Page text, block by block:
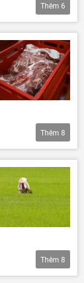
Thêm 6
Thêm 8
Thêm 8